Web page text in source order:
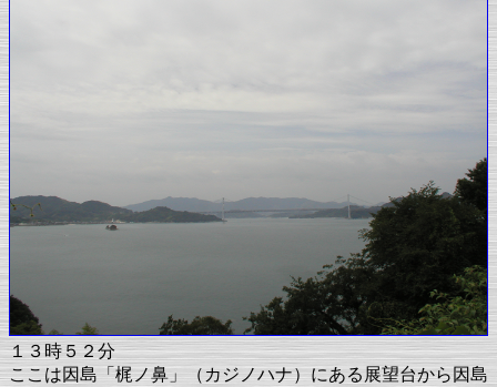
１３時５２分
ここは因島「梶ノ鼻」（カジノハナ）にある展望台から因島